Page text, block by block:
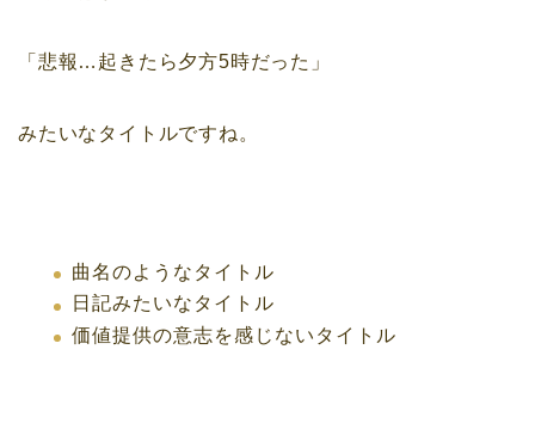
「悲報…起きたら夕方5時だった」
みたいなタイトルですね。
曲名のようなタイトル
日記みたいなタイトル
価値提供の意志を感じないタイトル